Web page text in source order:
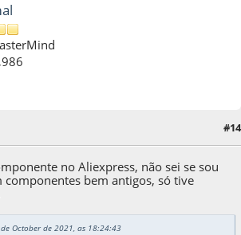
#14
no Aliexpress, não sei se sou
componentes bem antigos, só tive
October de 2021, as 18:24:43